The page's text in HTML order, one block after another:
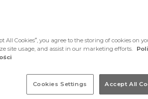
Homla
mebli,
All Cookies”, you agree to the storing of cookies on
site usage, and assist in our marketing efforts.
Cookies Settings Accept All